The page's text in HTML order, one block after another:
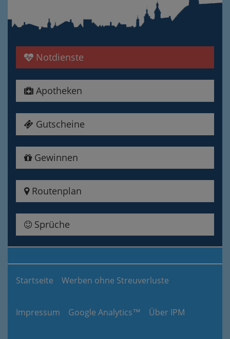
Notdienste
Apotheken
Gutscheine
Gewinnen
Routenplan
Sprüche
Startseite Werben ohne Streuverluste
Impressum Google Analytics™ Über IPM